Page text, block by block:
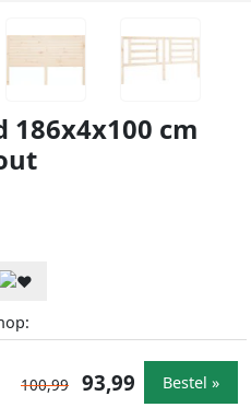
186x4x100 cm
100,99 93,99 Bestel »